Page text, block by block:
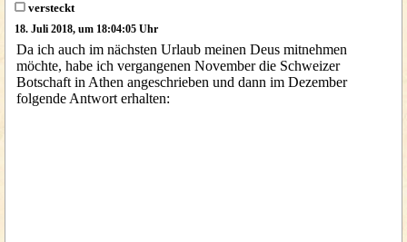
versteckt
18. Juli 2018, um 18:04:05 Uhr
Da ich auch im nächsten Urlaub meinen Deus mitnehmen
möchte, habe ich vergangenen November die Schweizer
Botschaft in Athen angeschrieben und dann im Dezember
folgende Antwort erhalten: